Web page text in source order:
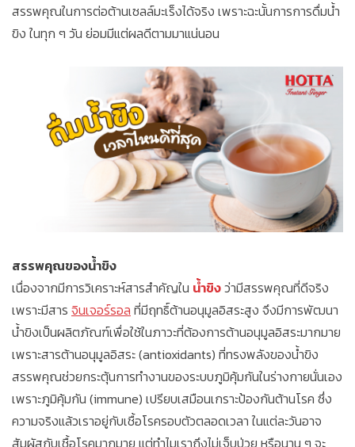
สรรพคุณในการต่อต้านเซลล์มะเร็งได้จริง เพราะฉะนั้นการการดื่มน้ำ
ขิง ในทุก ๆ วัน ย่อมมีแต่ผลดีตามมาแน่นอน
สรรพคุณของน้ำขิง
เนื่องจากมีการวิเคราะห์สารสำคัญใน น้ำขิงว่ามีสรรพคุณที่ดีจริง
เพราะมีสาร จินเจอร์รอล ที่มีฤทธิ์ต้านอนุมูลอิสระสูง จึงมีการพัฒนา
น้ำขิงเป็นผลิตภัณฑ์เพื่อใช้ในภาวะที่ต้องการต้านอนุมูลอิสระมากมาย
เพราะสารต้านอนุมูลอิสระ (antioxidants) ที่ทรงพลังของน้ำขิง
สรรพคุณช่วยกระตุ้นการทำงานของระบบภูมิคุ้มกันในร่างกายนั่นเอง
เพราะภูมิคุ้มกัน (immune) เปรียบเสมือนเกราะป้องกันต้านโรค ซึ่ง
ความจริงแล้วเราอยู่กับเชื้อโรครอบตัวตลอดเวลา ในแต่ละวันอาจ